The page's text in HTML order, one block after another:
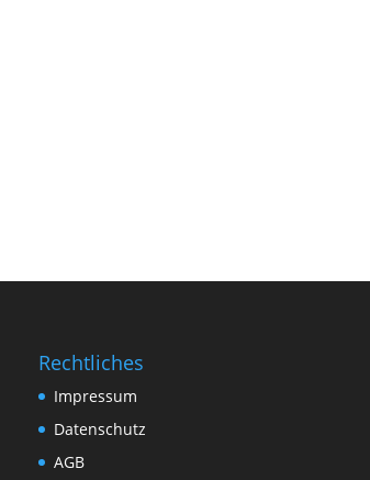
Rechtliches
Impressum
Datenschutz
AGB